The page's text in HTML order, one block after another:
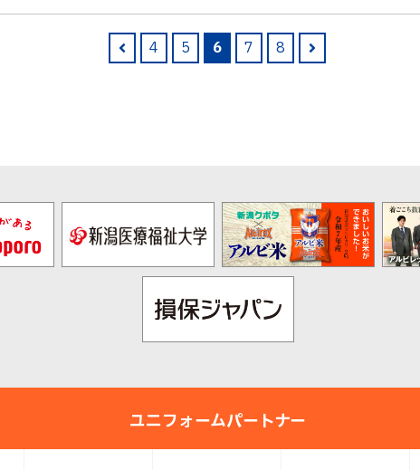
4 5 6 7
8
ユニフォームパートナー